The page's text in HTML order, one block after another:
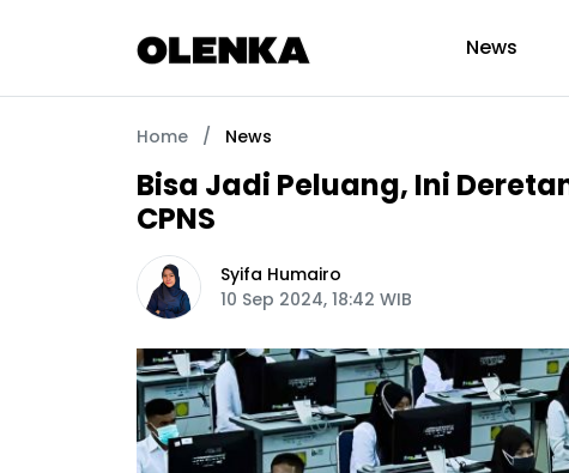
News
Home / News
Bisa Jadi Peluang, Ini
CPNS
Syifa Humairo
10 Sep 2024, 18:42 WIB